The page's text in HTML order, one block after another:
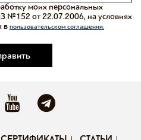
моих персональных
№152 от 22.07.2006, на условиях
в пользовательском соглашении.